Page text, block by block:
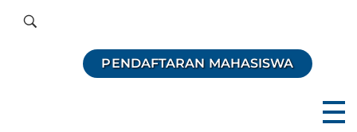
PENDAFTARAN MAHASISWA